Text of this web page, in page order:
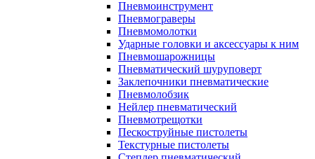
Пневмоинструмент
Пневмограверы
Пневмомолотки
Ударные головки и аксессуары к ним
Пневмошарожницы
Пневматический шуруповерт
Заклепочники пневматические
Пневмолобзик
Нейлер пневматический
Пневмотрещотки
Пескоструйные пистолеты
Текстурные пистолеты